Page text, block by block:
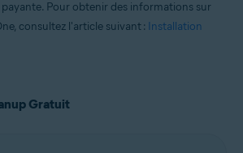
payante. Pour obtenir des informations sur
consultez l'article suivant : Installation
Gratuit